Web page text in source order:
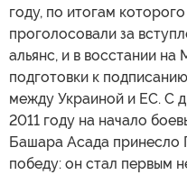
году, по итогам
проголосовали за
альянс, и в восстании
подготовки к
между Украиной и ЕС. С
2011 году на начало
Башара Асада принесло
победу: он стал первым